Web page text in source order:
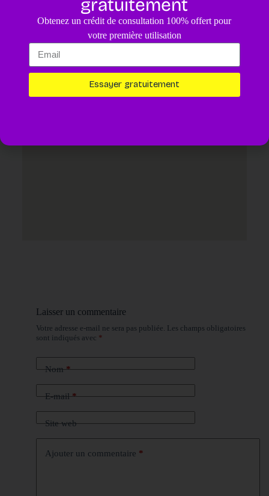
Un diagnostic pour votre animal assisté par IA.
Essayer maintenant
Laisser un commentaire
Votre adresse e-mail ne sera pas publiée. Les champs obligatoires
sont indiqués avec *
Nom*
E-mail*
Site web
Ajouter un commentaire *
gratuitement
Obtenez un crédit de consultation 100% offert pour
votre première utilisation
Essayer gratuitement